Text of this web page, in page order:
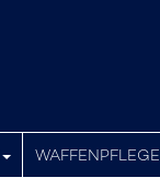
WAFFENPFLEGE